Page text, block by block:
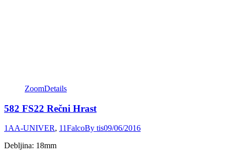
ZoomDetails
582 FS22 Rečni Hrast
1AA-UNIVER, 11FalcoBy tis09/06/2016
Debljina: 18mm